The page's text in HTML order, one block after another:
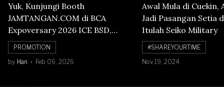
Yuk, Kunjungi Booth
JAMTANGAN.COM di BCA
Expoversary 2026 ICE BSD,
Banyak Diskon Jam Tangan,
Cuma Sampai 8 Februari!
PROMOTION
by Han Feb 06, 2026
Awal Mula di Cuekin,
Jadi Pasangan Setia
Itulah Seiko Military
#SHAREYOURTIME
Nov 19, 2024